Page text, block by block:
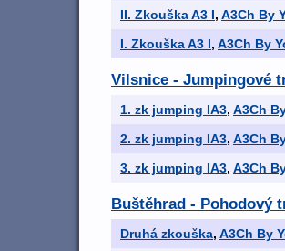
II. Zkouška A3 I, A3Ch By
I. Zkouška A3 I, A3Ch By
Vilsnice - Jumpingové
1. zk jumping IA3, A3Ch
2. zk jumping IA3, A3Ch
3. zk jumping IA3, A3Ch
Buštěhrad - Pohodový
Druhá zkouška, A3Ch By